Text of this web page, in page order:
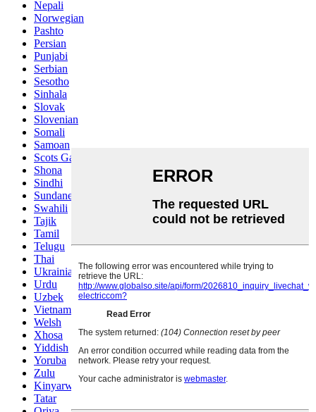
Nepali
Norwegian
Pashto
Persian
Punjabi
Serbian
Sesotho
Sinhala
Slovak
Slovenian
Somali
Samoan
Scots Gaelic
Shona
Sindhi
Sundanese
Swahili
Tajik
Tamil
Telugu
Thai
Ukrainian
Urdu
Uzbek
Vietnamese
Welsh
Xhosa
Yiddish
Yoruba
Zulu
Kinyarwanda
Tatar